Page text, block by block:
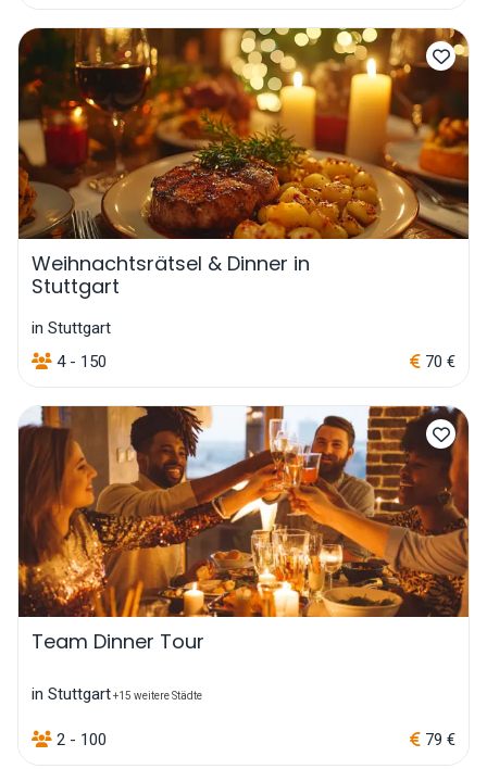
Weihnachtsrätsel & Dinner in
Stuttgart
in Stuttgart
4 - 150
70 €
Team Dinner Tour
in Stuttgart+15 weitere Städte
2 - 100 79 €